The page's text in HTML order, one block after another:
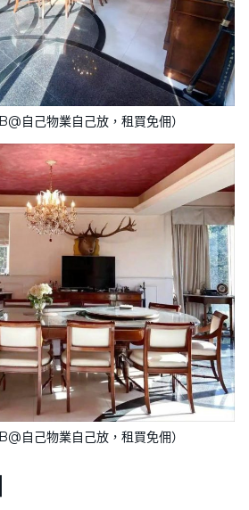
自己物業自己放，租買免佣）
自己物業自己放，租買免佣）